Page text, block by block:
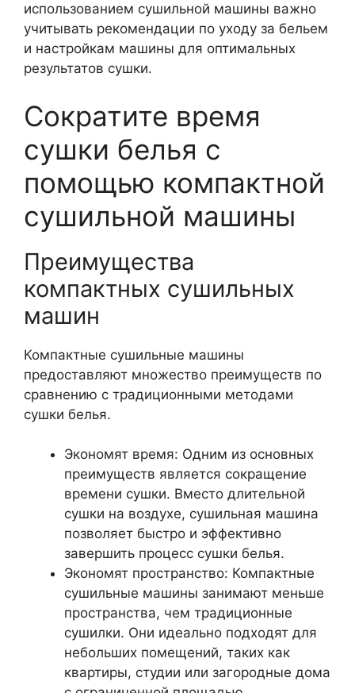
использованием сушильной машины важно
учитывать рекомендации по уходу за бельем
и настройкам машины для оптимальных
результатов сушки.
Сократите время
сушки белья с
помощью компактной
сушильной машины
Преимущества
компактных сушильных
машин
Компактные сушильные машины
предоставляют множество преимуществ по
сравнению с традиционными методами
сушки белья.
Экономят время: Одним из основных
преимуществ является сокращение
времени сушки. Вместо длительной
сушки на воздухе, сушильная машина
позволяет быстро и эффективно
завершить процесс сушки белья.
Экономят пространство: Компактные
сушильные машины занимают меньше
пространства, чем традиционные
сушилки. Они идеально подходят для
небольших помещений, таких как
квартиры, студии или загородные дома